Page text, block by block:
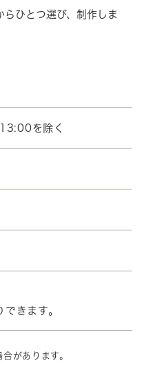
ひとつ選び、制作しま
を除く
きます。
があります。